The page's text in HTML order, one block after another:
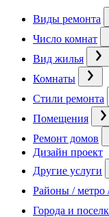
Виды ремонта
Число комнат
Вид жилья
Комнаты
Стили ремонта
Помещения
Ремонт домов
Дизайн проект
Другие услуги
Районы /
Города и